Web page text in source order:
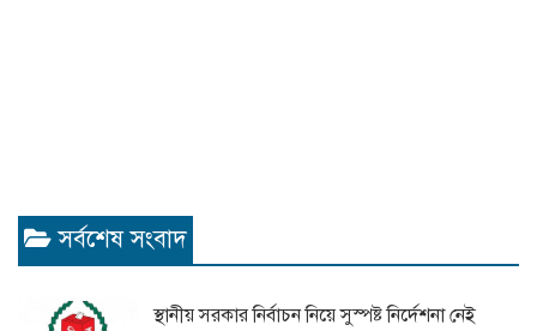
সর্বশেষ সংবাদ
স্থানীয় সরকার নির্বাচন নিয়ে সুস্পষ্ট নির্দেশনা নেই